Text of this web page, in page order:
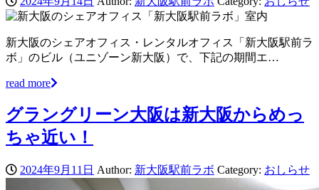
新大阪のシェアオフィス・レンタルオフィス「新大阪駅前ラ
ボ」のビル（ユニゾーン新大阪）で、下記の期間エ…
read more
グラングリーン大阪は新大阪からめっ
ちゃ近い！
2024年9月11日 Author: 新大阪駅前ラボ Category: おしらせ